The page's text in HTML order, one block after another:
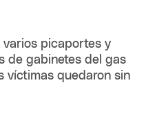
varios picaportes y
de gabinetes del gas
víctimas quedaron sin